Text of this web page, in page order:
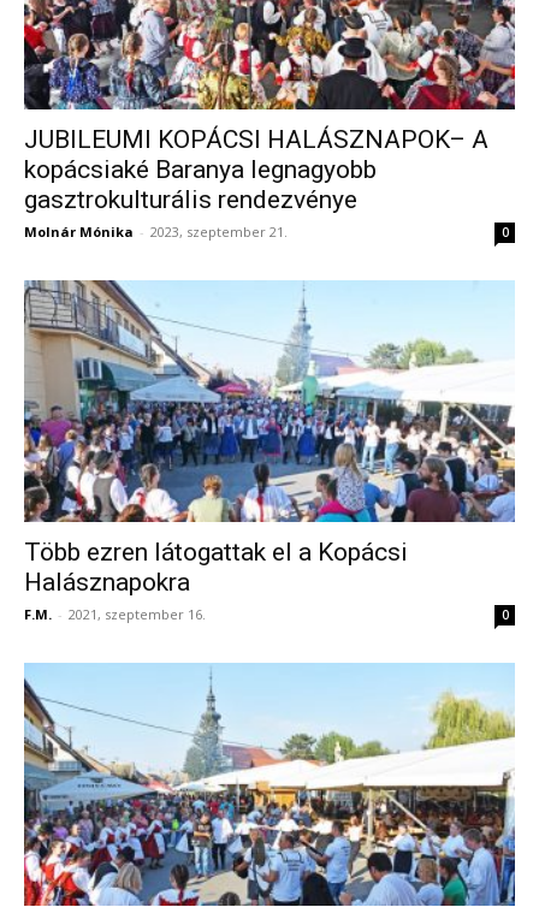
JUBILEUMI KOPÁCSI HALÁSZNAPOK– A
kopácsiaké Baranya legnagyobb
gasztrokulturális rendezvénye
Molnár Mónika - 2023, szeptember 21. 0
Több ezren látogattak el a Kopácsi
Halásznapokra
F.M. - 2021, szeptember 16. 0